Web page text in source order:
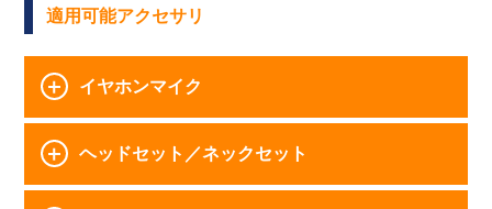
適用可能アクセサリ
イヤホンマイク
ヘッドセット／ネックセット